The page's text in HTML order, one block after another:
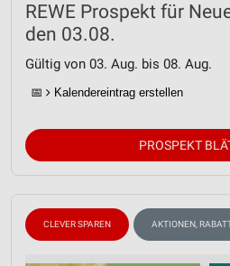
REWE Prospekt für
den 03.08.
Gültig von 03. Aug. bis 08. Aug.
📅 Kalendereintrag erstellen
PROSPEKT
CLEVER SPAREN AKTIONEN,